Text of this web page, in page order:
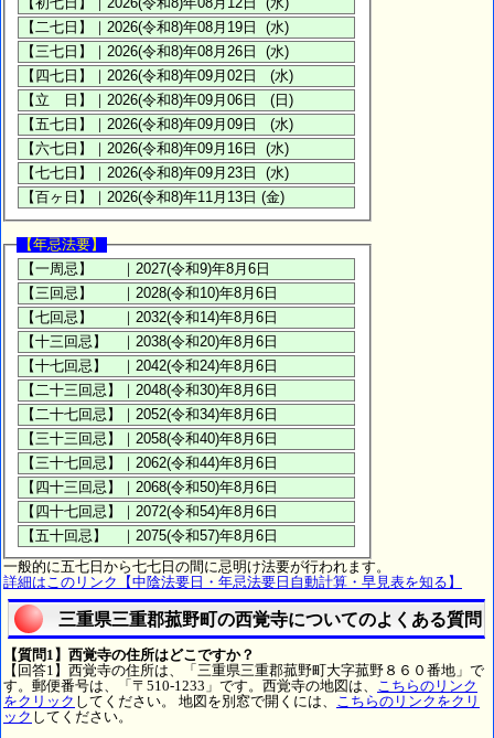
【年忌法要】
一般的に五七日から七七日の間に忌明け法要が行われます。
詳細はこのリンク【中陰法要日・年忌法要日自動計算・早見表を知る】
三重県三重郡菰野町の西覚寺についてのよくある質問
【質問1】西覚寺の住所はどこですか？
【回答1】西覚寺の住所は、「三重県三重郡菰野町大字菰野８６０番地」で
す。郵便番号は、「〒510-1233」です。西覚寺の地図は、 こちらのリンク
をクリック してください。 地図を別窓で開くには、 こちらのリンクをクリ
ック してください。